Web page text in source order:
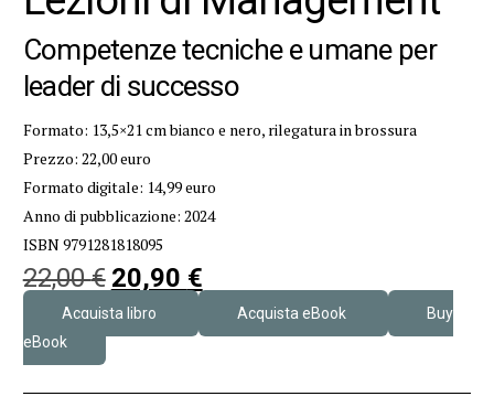
Competenze tecniche e umane per
leader di successo
Formato: 13,5×21 cm bianco e nero, rilegatura in brossura
Prezzo: 22,00 euro
Formato digitale: 14,99 euro
Anno di pubblicazione: 2024
ISBN 9791281818095
22,00€ 20,90 €
Acquista libro Acquista eBook
Buy
eBook